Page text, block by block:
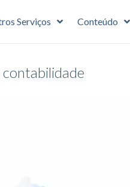
Serviços Conteúdo